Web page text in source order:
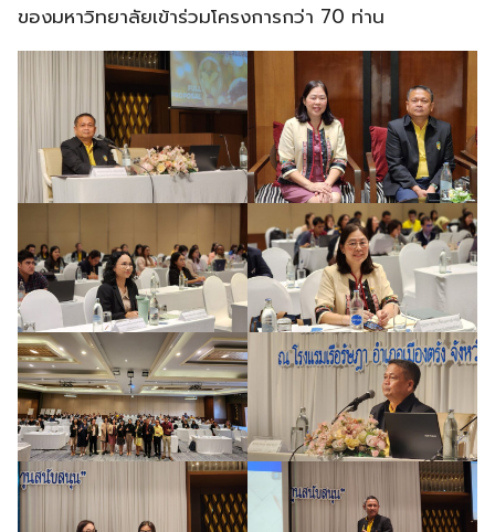
ของมหาวิทยาลัยเข้าร่วมโครงการกว่า 70 ท่าน